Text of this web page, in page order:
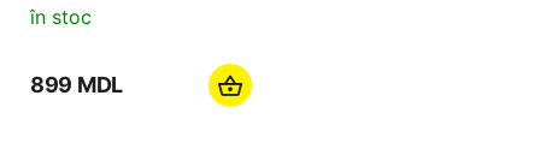
în stoc
‍899‍ MDL